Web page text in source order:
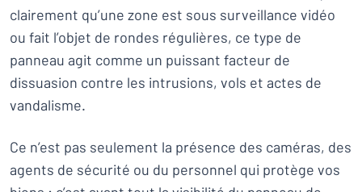
clairement qu’une zone est sous surveillance vidéo
ou fait l’objet de rondes régulières, ce type de
panneau agit comme un puissant facteur de
dissuasion contre les intrusions, vols et actes de
vandalisme.
Ce n’est pas seulement la présence des caméras, des
agents de sécurité ou du personnel qui protège vos